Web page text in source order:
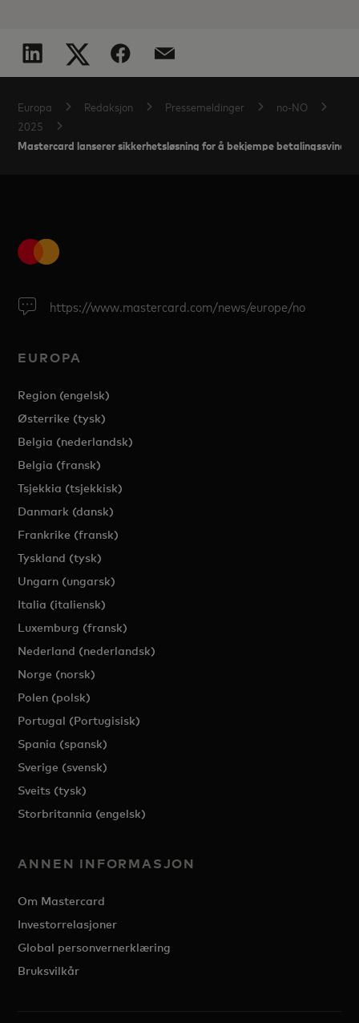
Europa Redaksjon Pressemeldinger
no-NO
2025
Mastercard lanserer sikkerhetsløsning for å bekjempe betalingssvindel
https://www.mastercard.com/news/europe/no
EUROPA
Region (engelsk)
Østerrike (tysk)
Belgia (nederlandsk)
Belgia (fransk)
Tsjekkia (tsjekkisk)
Danmark (dansk)
Frankrike (fransk)
Tyskland (tysk)
Ungarn (ungarsk)
Italia (italiensk)
Luxemburg (fransk)
Nederland (nederlandsk)
Norge (norsk)
Polen (polsk)
Portugal (Portugisisk)
Spania (spansk)
Sverige (svensk)
Sveits (tysk)
Storbritannia (engelsk)
ANNEN INFORMASJON
Om Mastercard
Investorrelasjoner
Global personvernerklæring
Bruksvilkår